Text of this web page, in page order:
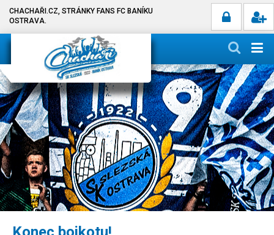
CHACHAŘI.CZ, STRÁNKY FANS FC BANÍKU
OSTRAVA.